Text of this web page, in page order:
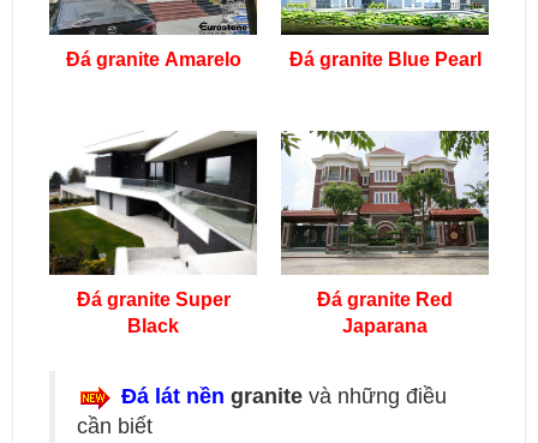
Đá granite Amarelo Đá granite Blue Pearl
Đá granite Super
Black
Đá granite Red
Japarana
Đá lát nền granite và những điều
cần biết